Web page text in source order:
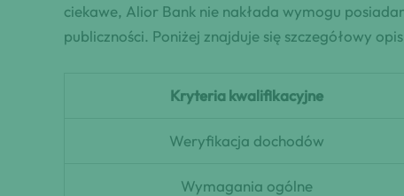
ciekawe, Alior Bank nie nakłada wymogu
publiczności. Poniżej znajduje się szczegółowy
Kryteria kwalifikacyjne
Weryfikacja dochodów
Wymagania ogólne